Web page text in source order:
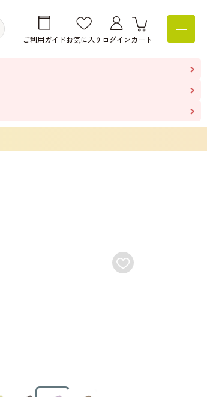
ご利用ガイドお気に入り ログインカート